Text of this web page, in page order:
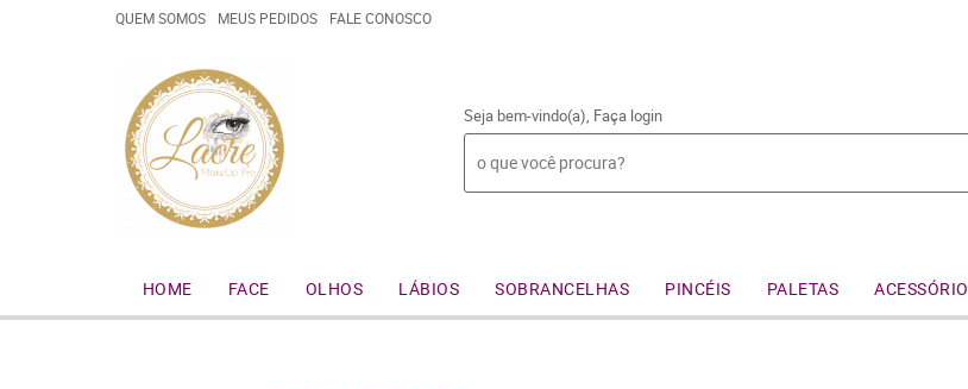
QUEM SOMOS MEUS PEDIDOS FALE CONOSCO
Seja bem-vindo(a), Faça login
HOME FACE OLHOS LÁBIOS SOBRANCELHAS PINCÉIS PALETAS